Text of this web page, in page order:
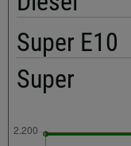
Super E10
Super